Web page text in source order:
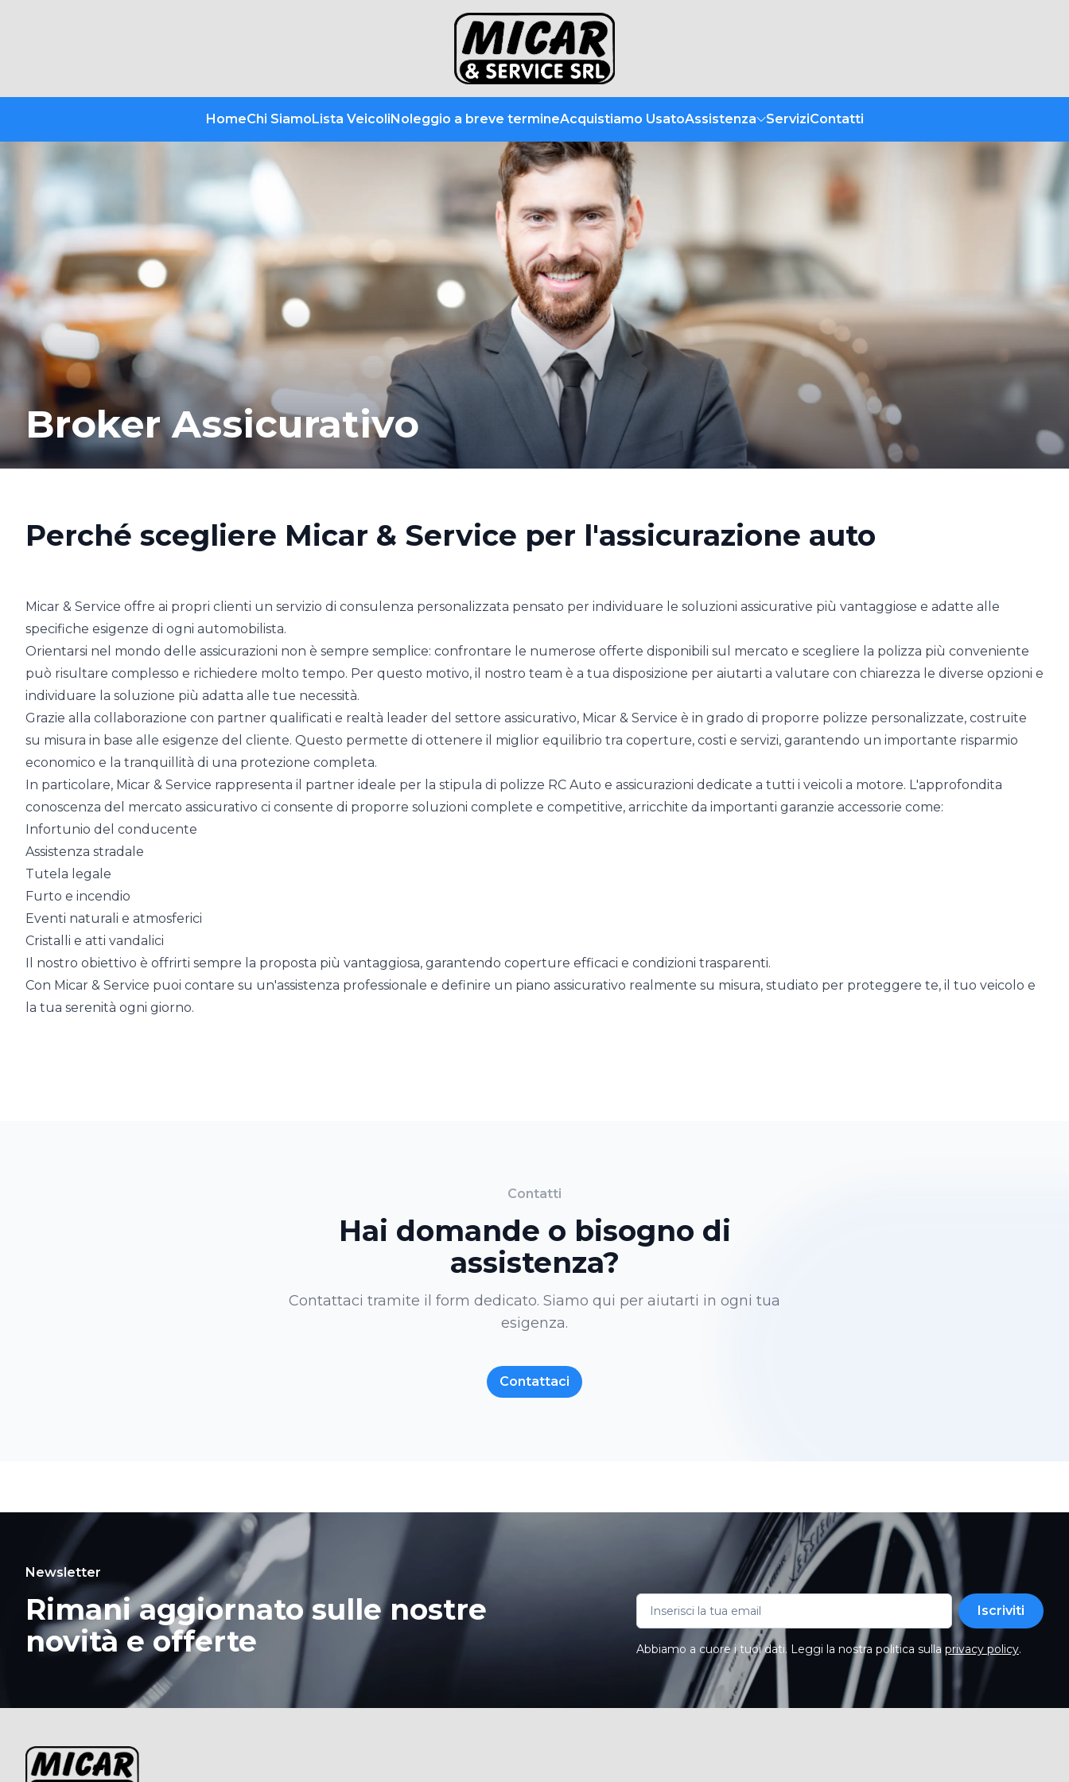
HomeChi SiamoLista VeicoliNoleggio a breve termineAcquistiamo UsatoAssistenza ServiziContatti
Broker Assicurativo
Perché scegliere Micar & Service per l'assicurazione auto
Micar & Service offre ai propri clienti un servizio di consulenza personalizzata pensato per individuare le soluzioni assicurative più vantaggiose e adatte alle
specifiche esigenze di ogni automobilista.
Orientarsi nel mondo delle assicurazioni non è sempre semplice: confrontare le numerose offerte disponibili sul mercato e scegliere la polizza più conveniente
può risultare complesso e richiedere molto tempo. Per questo motivo, il nostro team è a tua disposizione per aiutarti a valutare con chiarezza le diverse opzioni e
individuare la soluzione più adatta alle tue necessità.
Grazie alla collaborazione con partner qualificati e realtà leader del settore assicurativo, Micar & Service è in grado di proporre polizze personalizzate, costruite
su misura in base alle esigenze del cliente. Questo permette di ottenere il miglior equilibrio tra coperture, costi e servizi, garantendo un importante risparmio
economico e la tranquillità di una protezione completa.
In particolare, Micar & Service rappresenta il partner ideale per la stipula di polizze RC Auto e assicurazioni dedicate a tutti i veicoli a motore. L'approfondita
conoscenza del mercato assicurativo ci consente di proporre soluzioni complete e competitive, arricchite da importanti garanzie accessorie come:
Infortunio del conducente
Assistenza stradale
Tutela legale
Furto e incendio
Eventi naturali e atmosferici
Cristalli e atti vandalici
Il nostro obiettivo è offrirti sempre la proposta più vantaggiosa, garantendo coperture efficaci e condizioni trasparenti.
Con Micar & Service puoi contare su un'assistenza professionale e definire un piano assicurativo realmente su misura, studiato per proteggere te, il tuo veicolo e
la tua serenità ogni giorno.
Contatti
Hai domande o bisogno di
assistenza?
Contattaci tramite il form dedicato. Siamo qui per aiutarti in ogni tua
esigenza.
Contattaci
Newsletter
Rimani aggiornato sulle nostre
novità e offerte
Iscriviti
Abbiamo a cuore i tuoi dati. Leggi la nostra politica sulla privacy policy.